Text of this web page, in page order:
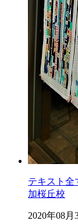
テキスト全
加桜丘校
2020年08月